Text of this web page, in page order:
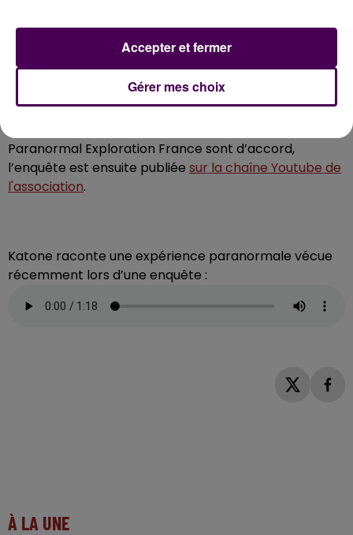
se met en route, et les tuyaux font du bruit dans le
Notre but, ce n’est pas forcément de trouver un
phénomène paranormal, mais de trouver l’origine
explique Katone, l’un des membres,
avec les Mayennais Cassandra et Steve.
Paranormal Exploration France sont d’accord,
l’enquête est ensuite publiée sur la chaîne Youtube de
l'association.
Katone raconte une expérience paranormale vécue
récemment lors d’une enquête :
À LA UNE
Gérer mes choix
Accepter et fermer